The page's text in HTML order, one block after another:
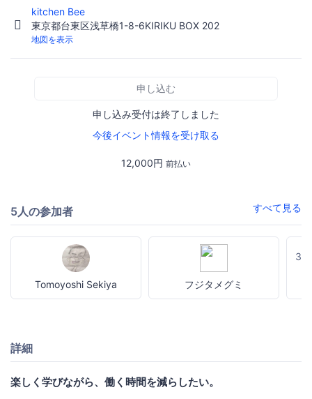
kitchen Bee
東京都台東区浅草橋1-8-6KIRIKU BOX 202
地図を表示
申し込む
申し込み受付は終了しました
今後イベント情報を受け取る
12,000円 前払い
5人の参加者 すべて見る
Tomoyoshi Sekiya フジタメグミ
3
詳細
楽しく学びながら、働く時間を減らしたい。